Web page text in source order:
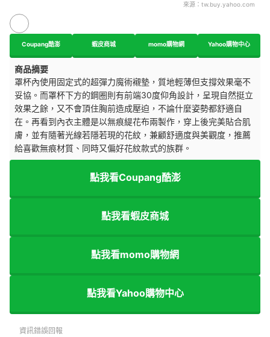
來源： tw.buy.yahoo.com
Coupang酷澎 蝦皮商城 momo購物網 Yahoo購物中心
商品摘要
罩杯內使用固定式的超彈力魔術襯墊，質地輕薄但支撐效果毫不
妥協。而罩杯下方的鋼圈則有前端30度仰角設計，呈現自然挺立
效果之餘，又不會頂住胸前造成壓迫，不論什麼姿勢都舒適自
在。再看到內衣主體是以無痕緹花布兩製作，穿上後完美貼合肌
膚，並有隨著光線若隱若現的花紋，兼顧舒適度與美觀度，推薦
給喜歡無痕材質、同時又偏好花紋款式的族群。
點我看Coupang酷澎
點我看蝦皮商城
點我看momo購物網
點我看Yahoo購物中心
資訊錯誤回報